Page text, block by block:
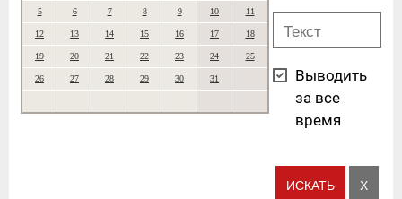
5 6 7 8 9 10 11
12 13 14 15 16 17 18
19 20 21 22 23 24 25
26 27 28 29 30 31
Выводить
за все
время